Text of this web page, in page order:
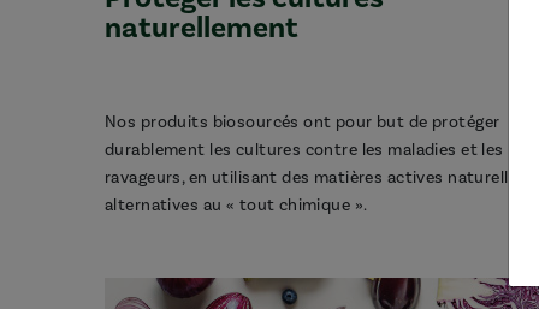
naturellement
Nos produits biosourcés ont pour but de protéger
durablement les cultures contre les maladies et les
ravageurs, en utilisant des matières actives naturelles,
alternatives au « tout chimique ».